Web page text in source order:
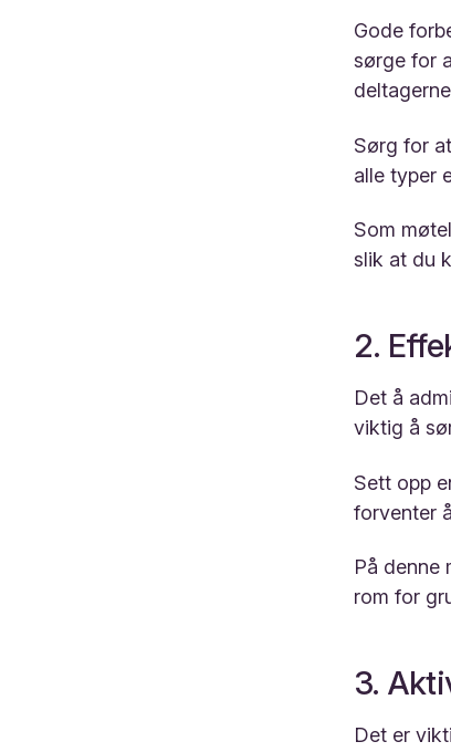
Gode
sørge for
Sørg for
alle typer
Som
slik at du
2.
Det å
viktig å
Sett opp
forventer
På denne
rom for
3.
Det er